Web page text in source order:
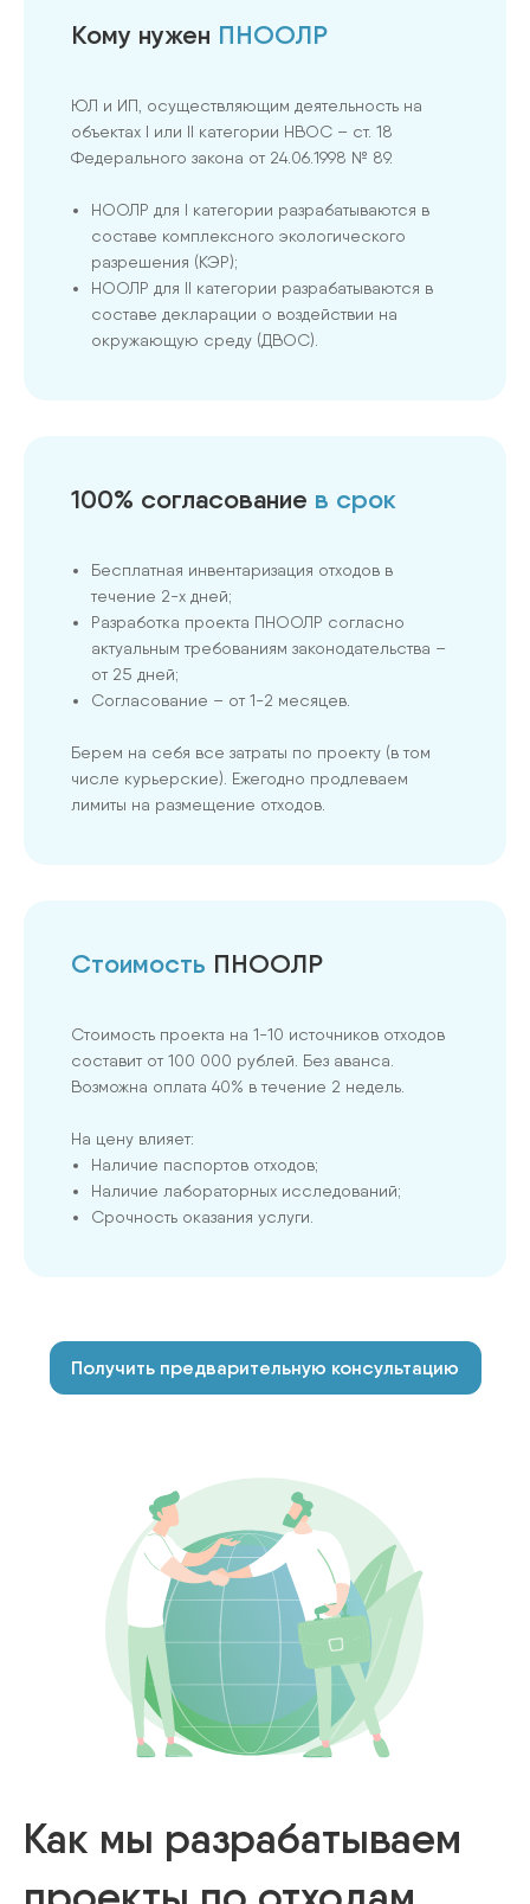
Кому нужен ПНООЛР
ЮЛ и ИП, осуществляющим деятельность на
объектах I или II категории НВОС – ст. 18
Федерального закона от 24.06.1998 № 89.
НООЛР для I категории разрабатываются в
составе комплексного экологического
разрешения (КЭР);
НООЛР для II категории разрабатываются в
составе декларации о воздействии на
окружающую среду (ДВОС).
100% согласование в срок
Бесплатная инвентаризация отходов в
течение 2-х дней;
Разработка проекта ПНООЛР согласно
актуальным требованиям законодательства –
от 25 дней;
Согласование – от 1-2 месяцев.
Берем на себя все затраты по проекту (в том
числе курьерские). Ежегодно продлеваем
лимиты на размещение отходов.
Стоимость ПНООЛР
Стоимость проекта на 1-10 источников отходов
составит от 100 000 рублей. Без аванса.
Возможна оплата 40% в течение 2 недель.
На цену влияет:
Наличие паспортов отходов;
Наличие лабораторных исследований;
Срочность оказания услуги.
Получить предварительную консультацию
Как мы разрабатываем